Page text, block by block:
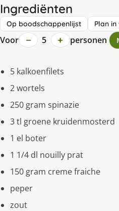
Ingrediënten
Op boodschappenlijst Plan
Voor − 5 + personen
5 kalkoenfilets
2 wortels
250 gram spinazie
3 tl groene kruidenmosterd
1 el boter
1 1/4 dl nouilly prat
150 gram creme fraiche
peper
zout